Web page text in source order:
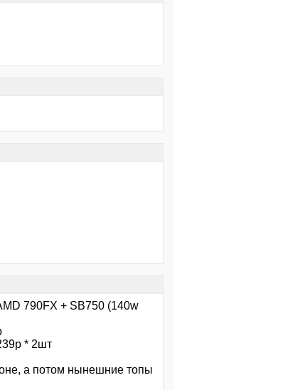
790FX + SB750 (140w
* 2шт
а потом нынешние топы